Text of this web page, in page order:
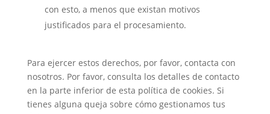
con esto, a menos que existan motivos
justificados para el procesamiento.
Para ejercer estos derechos, por favor, contacta con
nosotros. Por favor, consulta los detalles de contacto
en la parte inferior de esta política de cookies. Si
tienes alguna queja sobre cómo gestionamos tus